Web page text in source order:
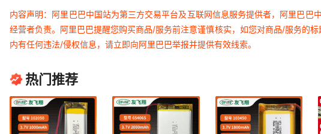
内容声明：阿里巴巴中国站为第三方交易平台及互联网信息服务提供者，阿里巴
经营者负责。阿里巴巴提醒您购买商品/服务前注意谨慎核实，如您对商品/服务的
内有任何违法/侵权信息，请立即向阿里巴巴举报并提供有效线索。
热门推荐